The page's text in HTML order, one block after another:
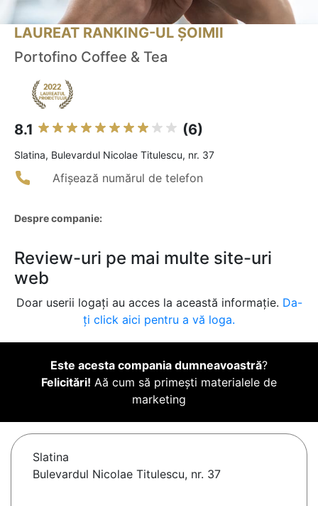
LAUREAT RANKING-UL ȘOIMII
Portofino Coffee & Tea
8.1 (6)
Slatina, Bulevardul Nicolae Titulescu, nr. 37
Afișează numărul de telefon
Despre companie:
Review-uri pe mai multe site-uri
web
Doar userii logați au acces la această informație. Da-
ți click aici pentru a vă loga.
Este acesta compania dumneavoastră?
Felicitări! Aă cum să primești materialele de
marketing
Slatina
Bulevardul Nicolae Titulescu, nr. 37